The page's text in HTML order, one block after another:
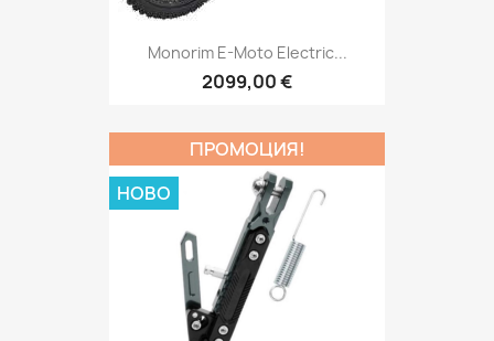
Monorim E-Moto Electric...
2099,00 €
ПРОМОЦИЯ!
НОВО